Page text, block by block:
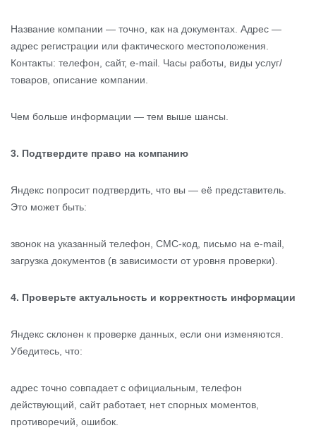
Название компании — точно, как на документах. Адрес —
адрес регистрации или фактического местоположения.
Контакты: телефон, сайт, e-mail. Часы работы, виды услуг/
товаров, описание компании.
Чем больше информации — тем выше шансы.
3. Подтвердите право на компанию
Яндекс попросит подтвердить, что вы — её представитель.
Это может быть:
звонок на указанный телефон, СМС-код, письмо на e-mail,
загрузка документов (в зависимости от уровня проверки).
4. Проверьте актуальность и корректность информации
Яндекс склонен к проверке данных, если они изменяются.
Убедитесь, что:
адрес точно совпадает с официальным, телефон
действующий, сайт работает, нет спорных моментов,
противоречий, ошибок.